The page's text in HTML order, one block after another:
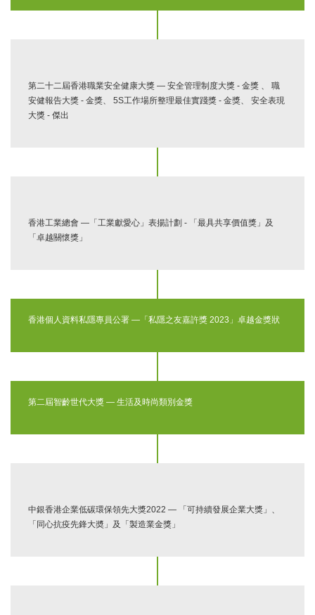
第二十二屆香港職業安全健康大獎 — 安全管理制度大獎 - 金獎 、 職
安健報告大獎 - 金獎、 5S工作場所整理最佳實踐獎 - 金獎、 安全表現
大獎 - 傑出
香港工業總會 —「工業獻愛心」表揚計劃 - 「最具共享價值獎」及
「卓越關懷獎」
香港個人資料私隱專員公署 —「私隱之友嘉許獎 2023」卓越金獎狀
第二屆智齡世代大獎 — 生活及時尚類別金獎
中銀香港企業低碳環保領先大獎2022 — 「可持續發展企業大獎」、
「同心抗疫先鋒大奬」及「製造業金獎」